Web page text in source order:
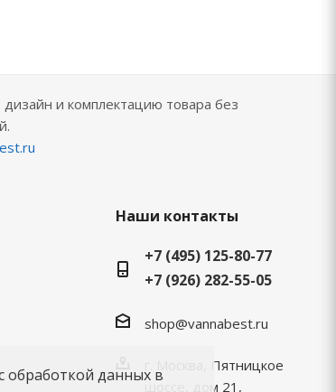
и комплектацию товара без
Наши контакты
+7 (495) 125-80-77
+7 (926) 282-55-05
shop@vannabest.ru
г. Москва, Пятницкое
шоссе, дом 21,
обработкой данных в